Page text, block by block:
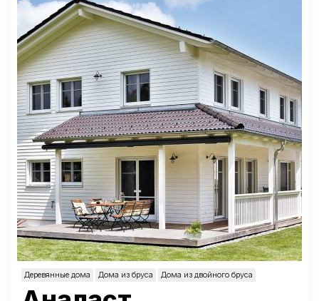
Деревянные дома Дома из бруса Дома из двойного бруса